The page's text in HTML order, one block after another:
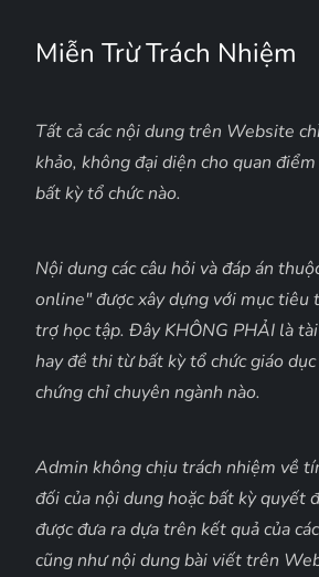
Miễn Trừ Trách Nhiệm
Tất cả các nội dung trên Website
khảo, không đại diện cho quan
bất kỳ tổ chức nào.
Nội dung các câu hỏi và đáp án
online" được xây dựng với mục tiêu
trợ học tập. Đây KHÔNG PHẢI là
hay đề thi từ bất kỳ tổ chức giáo
chứng chỉ chuyên ngành nào.
Admin không chịu trách nhiệm về
đối của nội dung hoặc bất kỳ quyết
được đưa ra dựa trên kết quả của
cũng như nội dung bài viết trên